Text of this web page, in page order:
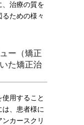
、治療の質を
ための様々
ー（矯正
た矯正治
用すること
、患者様に
カースクリ